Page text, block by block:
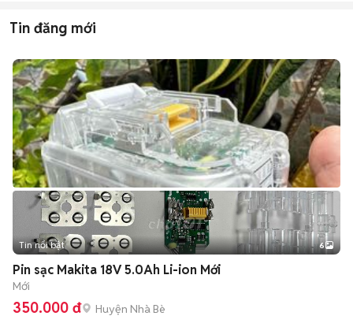
Tin đăng mới
+2
Tin nổi bật 6
Pin sạc Makita 18V 5.0Ah Li-ion Mới
Mới
350.000 đ Huyện Nhà Bè